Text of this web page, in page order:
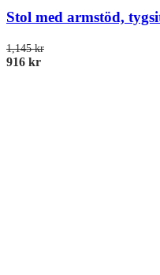
Stol med armstöd,
1,145kr
916 kr